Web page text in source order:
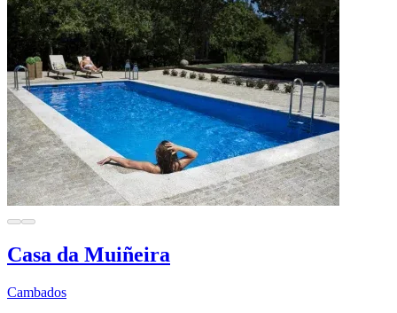
Casa da Muiñeira
Cambados